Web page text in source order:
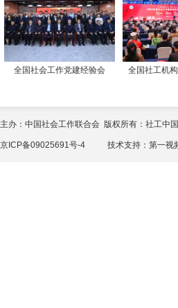
全国社会工作党建经验会 全国社工机
主办：中国社会工作联合会 版权所有：社工中
京ICP备09025691号-4 技术支持： 第一视